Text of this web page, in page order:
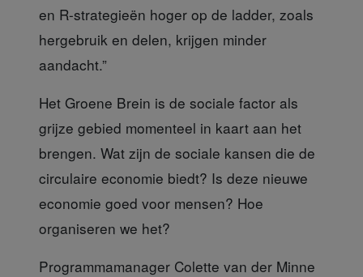
en R-strategieën hoger op de ladder, zoals
hergebruik en delen, krijgen minder
aandacht.”
Het Groene Brein is de sociale factor als
grijze gebied momenteel in kaart aan het
brengen. Wat zijn de sociale kansen die de
circulaire economie biedt? Is deze nieuwe
economie goed voor mensen? Hoe
organiseren we het?
Programmamanager Colette van der Minne